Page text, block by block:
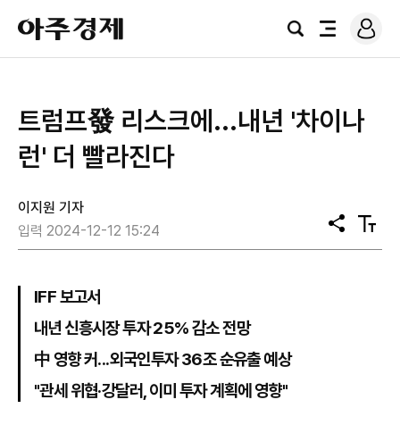
아
주
경
검
전
로
그
트럼프發 리스크에...내년 '차이나
런' 더 빨라진다
이지원 기자
입력 2024-12-12 15:24
공
유
텍
스
IFF 보고서
내년 신흥시장 투자 25% 감소 전망
中 영향 커...외국인투자 36조 순유출 예상
"관세 위협·강달러, 이미 투자 계획에 영향"